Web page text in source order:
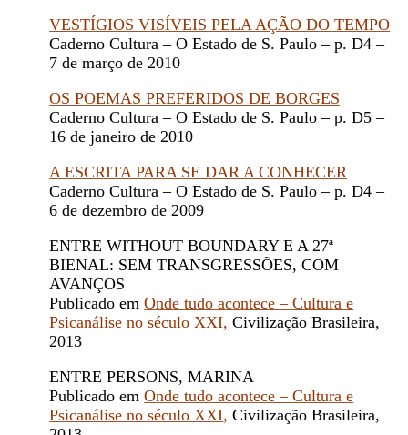
VESTÍGIOS VISÍVEIS PELA AÇÃO DO TEMPO
Caderno Cultura – O Estado de S. Paulo – p. D4 –
7 de março de 2010
OS POEMAS PREFERIDOS DE BORGES
Caderno Cultura – O Estado de S. Paulo – p. D5 –
16 de janeiro de 2010
A ESCRITA PARA SE DAR A CONHECER
Caderno Cultura – O Estado de S. Paulo – p. D4 –
6 de dezembro de 2009
ENTRE WITHOUT BOUNDARY E A 27ª
BIENAL: SEM TRANSGRESSÕES, COM
AVANÇOS
Publicado emOnde tudo acontece – Cultura e
Psicanálise no século XXI, Civilização Brasileira,
2013
ENTRE PERSONS, MARINA
Publicado emOnde tudo acontece – Cultura e
Psicanálise no século XXI, Civilização Brasileira,